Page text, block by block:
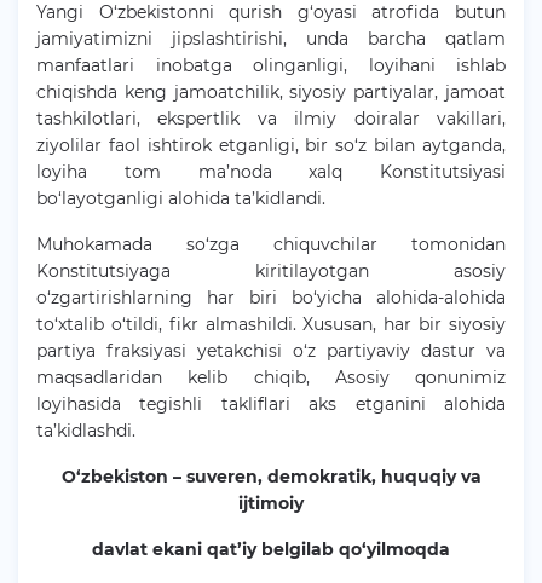
Yangi O‘zbekistonni qurish g‘oyasi atrofida butun
jamiyatimizni jipslashtirishi, unda barcha qatlam
manfaatlari inobatga olinganligi, loyihani ishlab
chiqishda keng jamoatchilik, siyosiy partiyalar, jamoat
tashkilotlari, ekspertlik va ilmiy doiralar vakillari,
ziyolilar faol ishtirok etganligi, bir so‘z bilan aytganda,
loyiha tom ma’noda xalq Konstitutsiyasi
bo‘layotganligi alohida ta’kidlandi.
Muhokamada so‘zga chiquvchilar tomonidan
Konstitutsiyaga kiritilayotgan asosiy
o‘zgartirishlarning har biri bo‘yicha alohida-alohida
to‘xtalib o‘tildi, fikr almashildi. Xususan, har bir siyosiy
partiya fraksiyasi yetakchisi o‘z partiyaviy dastur va
maqsadlaridan kelib chiqib, Asosiy qonunimiz
loyihasida tegishli takliflari aks etganini alohida
ta’kidlashdi.
O‘zbekiston – suveren, demokratik, huquqiy va
ijtimoiy
davlat ekani qat’iy belgilab qo‘yilmoqda